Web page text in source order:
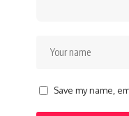
Save my name,